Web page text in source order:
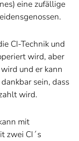
eine zufällige
CI-Technik und
wird, aber
und er kann
sein, dass
wird.
mit
zwei CI´s